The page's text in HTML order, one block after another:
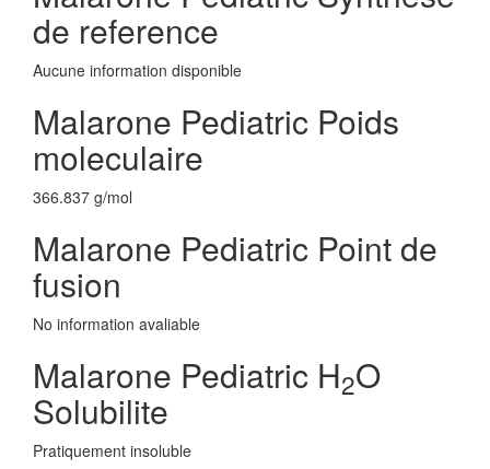
de reference
Aucune information disponible
Malarone Pediatric Poids
moleculaire
366.837 g/mol
Malarone Pediatric Point de
fusion
No information avaliable
Malarone Pediatric H2O
Solubilite
Pratiquement insoluble